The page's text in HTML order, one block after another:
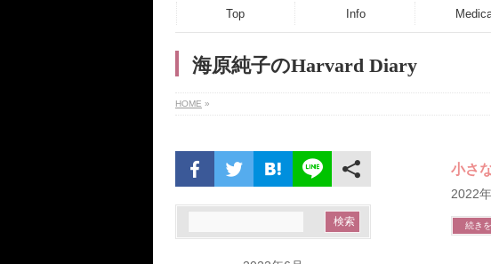
Top Info
海原純子のHarvard Diary
HOME »
小さ
2022
続き